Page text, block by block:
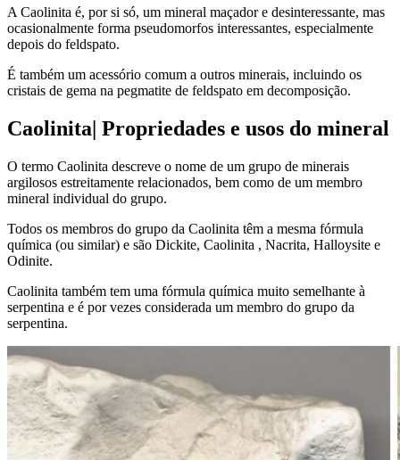
A Caolinita é, por si só, um mineral maçador e desinteressante, mas
ocasionalmente forma pseudomorfos interessantes, especialmente
depois do feldspato.
É também um acessório comum a outros minerais, incluindo os
cristais de gema na pegmatite de feldspato em decomposição.
Caolinita| Propriedades e usos do mineral
O termo Caolinita descreve o nome de um grupo de minerais
argilosos estreitamente relacionados, bem como de um membro
mineral individual do grupo.
Todos os membros do grupo da Caolinita têm a mesma fórmula
química (ou similar) e são Dickite, Caolinita , Nacrita, Halloysite e
Odinite.
Caolinita também tem uma fórmula química muito semelhante à
serpentina e é por vezes considerada um membro do grupo da
serpentina.